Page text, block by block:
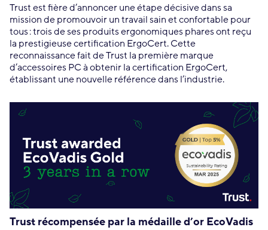
Trust est fière d’annoncer une étape décisive dans sa
mission de promouvoir un travail sain et confortable pour
tous : trois de ses produits ergonomiques phares ont reçu
la prestigieuse certification ErgoCert. Cette
reconnaissance fait de Trust la première marque
d’accessoires PC à obtenir la certification ErgoCert,
établissant une nouvelle référence dans l’industrie.
Trust récompensée par la médaille d’or EcoVadis